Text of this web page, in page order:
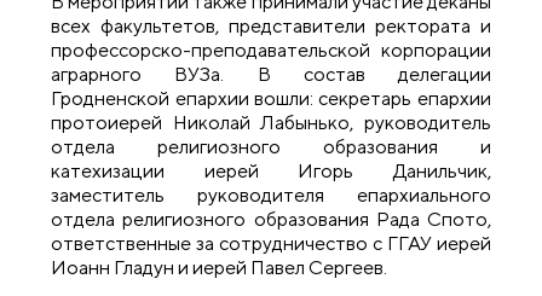
всех факультетов, представители ректората и
профессорско-преподавательской корпорации
аграрного ВУЗа.
В состав делегации
Гродненской епархии вошли: секретарь епархии
протоиерей Николай Лабынько, руководитель
отдела религиозного образования и
катехизации иерей Игорь Данильчик,
заместитель руководителя епархиального
отдела религиозного образования Рада Спото,
ответственные за сотрудничество с ГГАУ иерей
Иоанн Гладун и иерей Павел Сергеев.